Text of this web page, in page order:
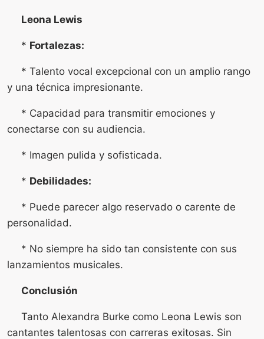
Leona Lewis
* Fortalezas:
* Talento vocal excepcional con un amplio rango
y una técnica impresionante.
* Capacidad para transmitir emociones y
conectarse con su audiencia.
* Imagen pulida y sofisticada.
* Debilidades:
* Puede parecer algo reservado o carente de
personalidad.
* No siempre ha sido tan consistente con sus
lanzamientos musicales.
Conclusión
Tanto Alexandra Burke como Leona Lewis son
cantantes talentosas con carreras exitosas. Sin